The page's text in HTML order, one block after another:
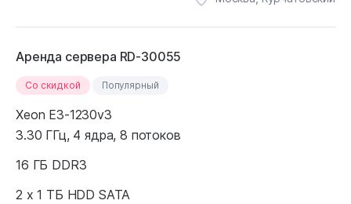
Аренда сервера RD-30055
Cо скидкой Популярный
Xeon E3-1230v3
3.30 ГГц, 4 ядра, 8 потоков
16 ГБ DDR3
2 x 1 ТБ HDD SATA